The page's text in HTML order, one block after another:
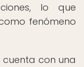
lo que
fenómeno
cuenta con una